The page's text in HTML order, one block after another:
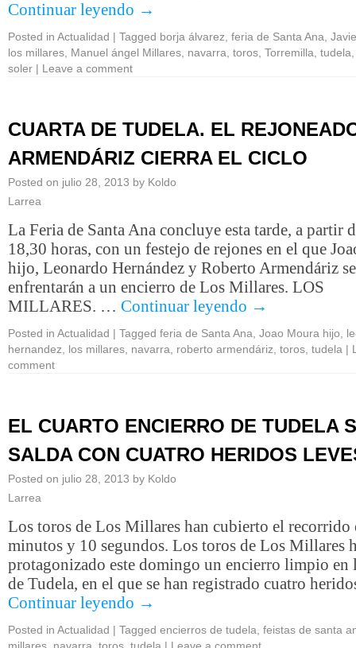
Continuar leyendo →
Posted in Actualidad | Tagged borja álvarez feria de Santa Ana
los millares Manuel ángel Millares navarra toros Torremilla tudela
soler | Leave a comment
CUARTA DE TUDELA. EL
ARMENDÁRIZ CIERRA EL CICLO
Posted on julio 28, 2013 by Koldo
Larrea
La Feria de Santa Ana concluye esta tarde, a partir
18,30 horas, con un festejo de rejones en el que
hijo, Leonardo Hernández y Roberto Armendáriz se
enfrentarán a un encierro de Los Millares. LOS
MILLARES. … Continuar leyendo →
Posted in Actualidad | Tagged feria de Santa Ana Joao Moura hijo
hernandez
los millares navarra roberto armendáriz toros tudela |
comment
EL CUARTO ENCIERRO DE TUDELA
SALDA CON CUATRO HERIDOS
Posted on julio 28, 2013 by Koldo
Larrea
Los toros de Los Millares han cubierto el recorrido
minutos y 10 segundos. Los toros de Los Millares
protagonizado este domingo un encierro limpio en
de Tudela, en el que se han registrado cuatro
Continuar leyendo →
Posted in Actualidad | Tagged encierros de tudela feistas de santa